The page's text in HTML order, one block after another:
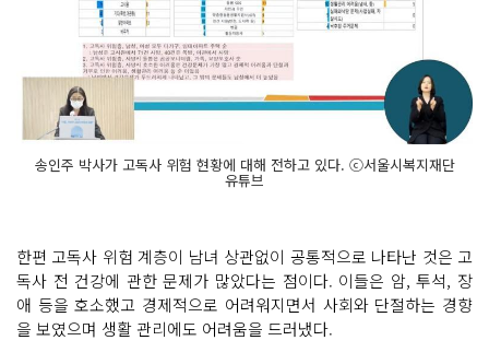
송인주 박사가 고독사 위험 현황에 대해 전하고 있다. ⓒ서울시복지재단
유튜브
한편 고독사 위험 계층이 남녀 상관없이 공통적으로 나타난 것은 고
독사 전 건강에 관한 문제가 많았다는 점이다. 이들은 암, 투석, 장
애 등을 호소했고 경제적으로 어려워지면서 사회와 단절하는 경향
을 보였으며 생활 관리에도 어려움을 드러냈다.